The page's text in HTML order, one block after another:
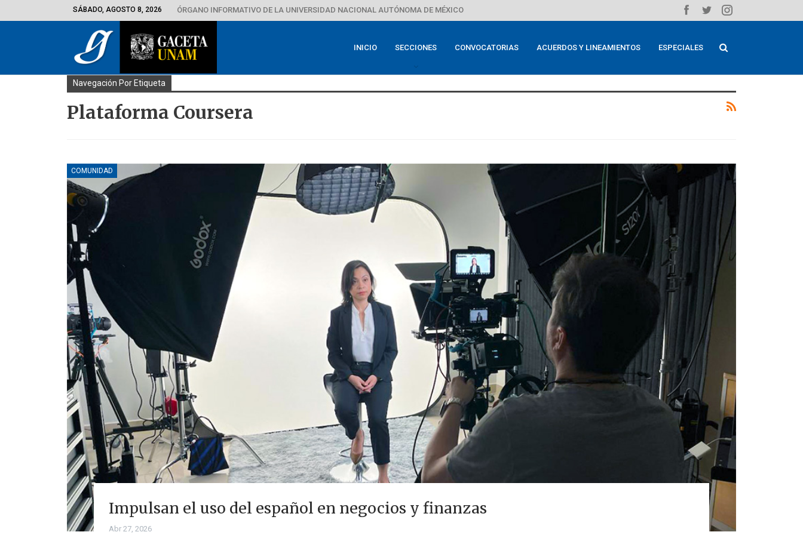
SÁBADO, AGOSTO 8, 2026 ÓRGANO INFORMATIVO DE LA UNIVERSIDAD NACIONAL AUTÓNOMA DE MÉXICO
INICIO SECCIONES CONVOCATORIAS ACUERDOS Y LINEAMIENTOS ESPECIALES
Navegación Por Etiqueta
Plataforma Coursera
COMUNIDAD
Impulsan el uso del español en negocios y finanzas
Abr 27, 2026